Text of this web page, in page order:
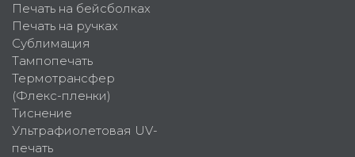
Печать на бейсболках
Печать на ручках
Сублимация
Тампопечать
Термотрансфер
(Флекс-пленки)
Тиснение
Ультрафиолетовая UV-
печать